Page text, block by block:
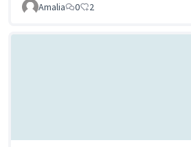
Amalia
0 2